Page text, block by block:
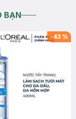
BẠN
-43 %